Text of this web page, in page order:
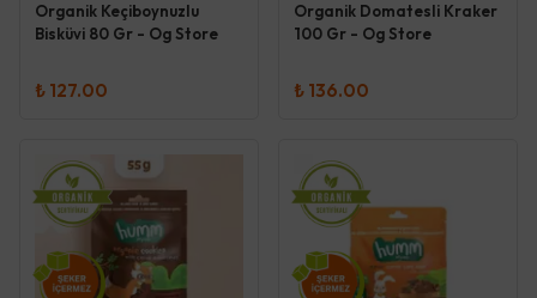
Organik Keçiboynuzlu
Bisküvi 80 Gr - Og Store
₺ 127.00
Organik Domatesli Kraker
100 Gr - Og Store
₺ 136.00